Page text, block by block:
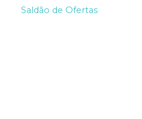
Saldão de Ofertas